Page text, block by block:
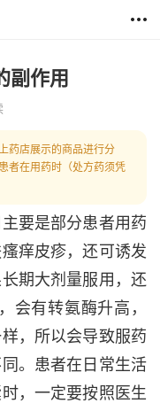
副作用
药店展示的商品进行分
者在用药时（处方药须凭
要是部分患者用药
痒皮疹，还可诱发
期大剂量服用，还
会有转氨酶升高，
，所以会导致服药
。患者在日常生活
，一定要按照医生